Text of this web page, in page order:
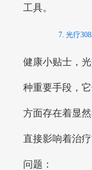
工具。
7. 光疗
健康小贴士，
种重要手段，
方面存在着显
直接影响着治
问题：